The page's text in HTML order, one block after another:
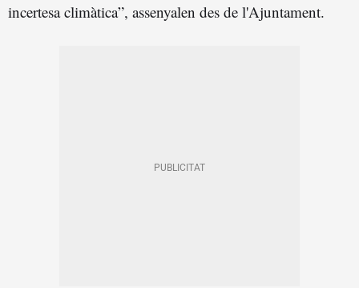
incertesa climàtica”, assenyalen des de l'Ajuntament.